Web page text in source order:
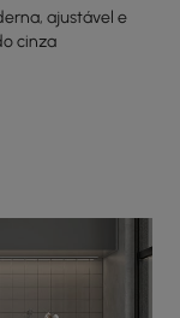
ajustável e
cinza